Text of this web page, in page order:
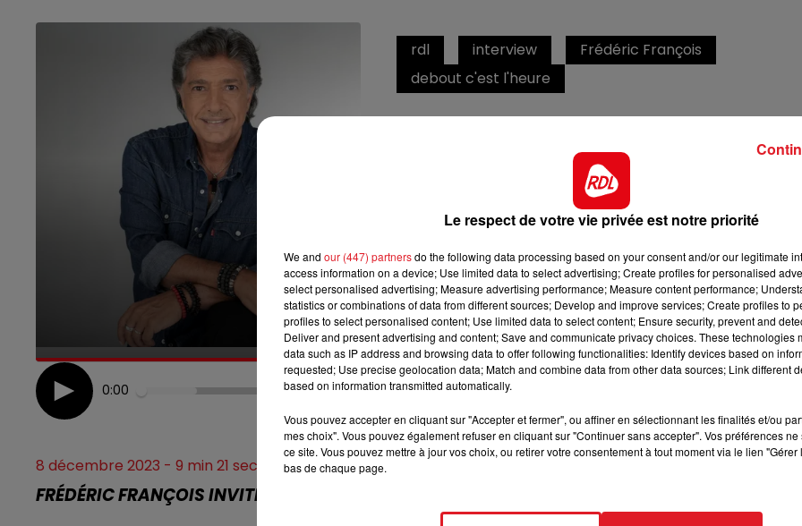
7h00 - 10h00
DEBOUT C'EST L'HEURE
12h00 - 13h00
RDL & VOUS
rdl interview
Frédéric François
debout c'est l'heure
CP
0:00
8 décembre 2023 - 9 min 21 sec
FRÉDÉRIC FRANÇOIS INVITÉ DE "DEBOUT C'EST L'HEURE" SUR RDL !
Le respect de votre vie privée est notre priorité
We and our (447) partnersdo the following data processing based on your consent and/or our legitimate
access information on a device; Use limited data to select advertising; Create profiles for personalised
select personalised advertising; Measure advertising performance; Measure content performance;
statistics or combinations of data from different sources; Develop and improve services; Create profiles to
profiles to select personalised content; Use limited data to select content; Ensure security, prevent and
Deliver and present advertising and content; Save and communicate privacy choices. These technologies
data such as IP address and browsing data to offer following functionalities: Identify devices based on
requested; Use precise geolocation data; Match and combine data from other data sources; Link different
based on information transmitted automatically.
Vous pouvez accepter en cliquant sur "Accepter et fermer", ou affiner en sélectionnant les finalités et/ou
mes choix". Vous pouvez également refuser en cliquant sur "Continuer sans accepter". Vos préférences
ce site. Vous pouvez mettre à jour vos choix, ou retirer votre consentement à tout moment via le lien
bas de chaque page.